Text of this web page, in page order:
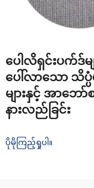
ပေါလိရှင်းပက်ဒ်မျ
ပေါ်လာသော သိပ္
များနှင့် အာဘော်
နားလည်ခြင်း
ပိုမိုကြည့်ရှုပါ။